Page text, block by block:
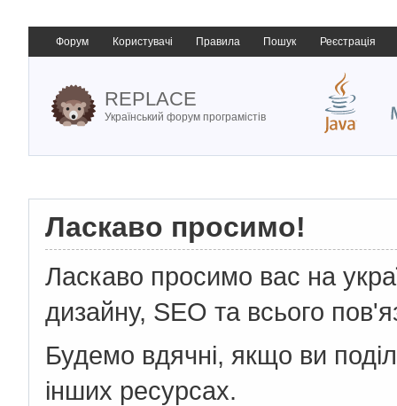
Форум Користувачі Правила Пошук Реєстрація
REPLACE
Український форум програмістів
Ласкаво просимо!
Ласкаво просимо вас на
дизайну, SEO та всього
Будемо вдячні, якщо ви
інших ресурсах.